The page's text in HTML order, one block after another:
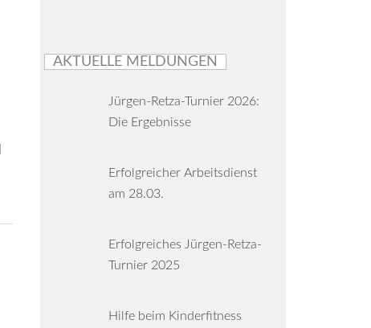
AKTUELLE MELDUNGEN
Jürgen-Retza-Turnier 2026:
Die Ergebnisse
Erfolgreicher Arbeitsdienst
am 28.03.
Erfolgreiches Jürgen-Retza-
Turnier 2025
Hilfe beim Kinderfitness